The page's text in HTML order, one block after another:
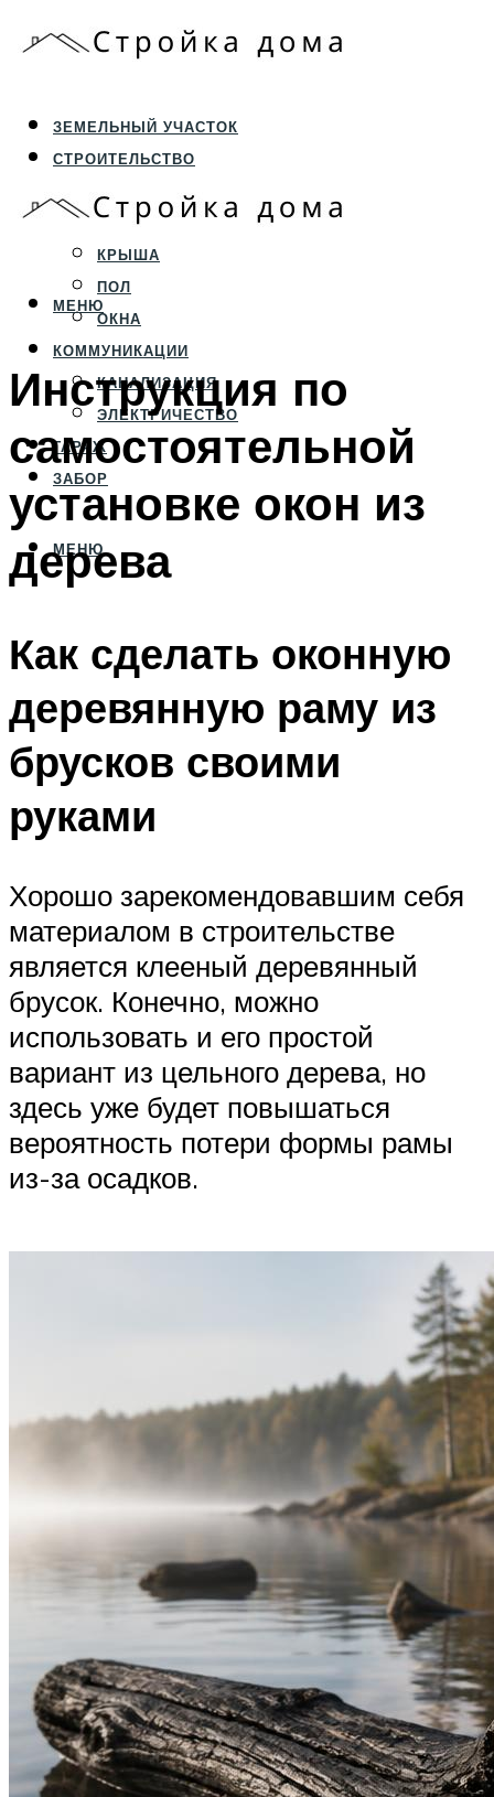
ЗЕМЕЛЬНЫЙ УЧАСТОК
СТРОИТЕЛЬСТВО
ФУНДАМЕНТ И ЦОКОЛЬ
ПЕРЕКРЫТИЯ И СТЕНЫ
КРЫША
ПОЛ
ОКНА
КОММУНИКАЦИИ
КАНАЛИЗАЦИЯ
ЭЛЕКТРИЧЕСТВО
ГАРАЖ
ЗАБОР
МЕНЮ
МЕНЮ
Инструкция по
самостоятельной
установке окон из
дерева
Как сделать оконную
деревянную раму из
брусков своими
руками
Хорошо зарекомендовавшим себя
материалом в строительстве
является клееный деревянный
брусок. Конечно, можно
использовать и его простой
вариант из цельного дерева, но
здесь уже будет повышаться
вероятность потери формы рамы
из-за осадков.